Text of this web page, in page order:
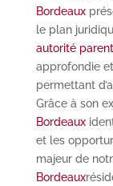
Bordeaux
le plan
autorité
approfondie
permettant
Grâce à son
Bordeaux
et les
majeur de
Bordeaux